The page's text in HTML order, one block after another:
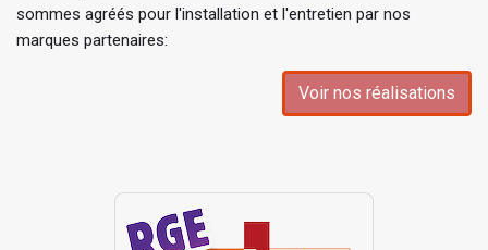
sommes agréés pour l'installation et l'entretien par nos
marques partenaires:
Voir nos réalisations